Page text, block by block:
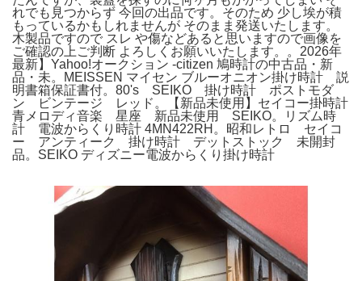
れでも見つからず 今回の出品です。そのため 少し埃が積
もっているかもしれませんが そのまま発送いたします。
木製品ですので スレ や傷などあると思いますので画像を
ご確認の上ご判断 よろしくお願いいたします。。2026年
最新】Yahoo!オークション -citizen 鳩時計の中古品・新
品・未。MEISSEN マイセン ブルーオニオン掛け時計 説
明書箱保証書付。80's SEIKO 掛け時計 ポストモダ
ン ビンテージ レッド。【新品未使用】セイコー掛時計
青メロディ音楽 星座 新品未使用 SEIKO。リズム時
計 電波からくり時計 4MN422RH。昭和レトロ セイコ
ー アンティーク 掛け時計 デットストック 未開封
品。SEIKO ディズニー電波からくり掛け時計